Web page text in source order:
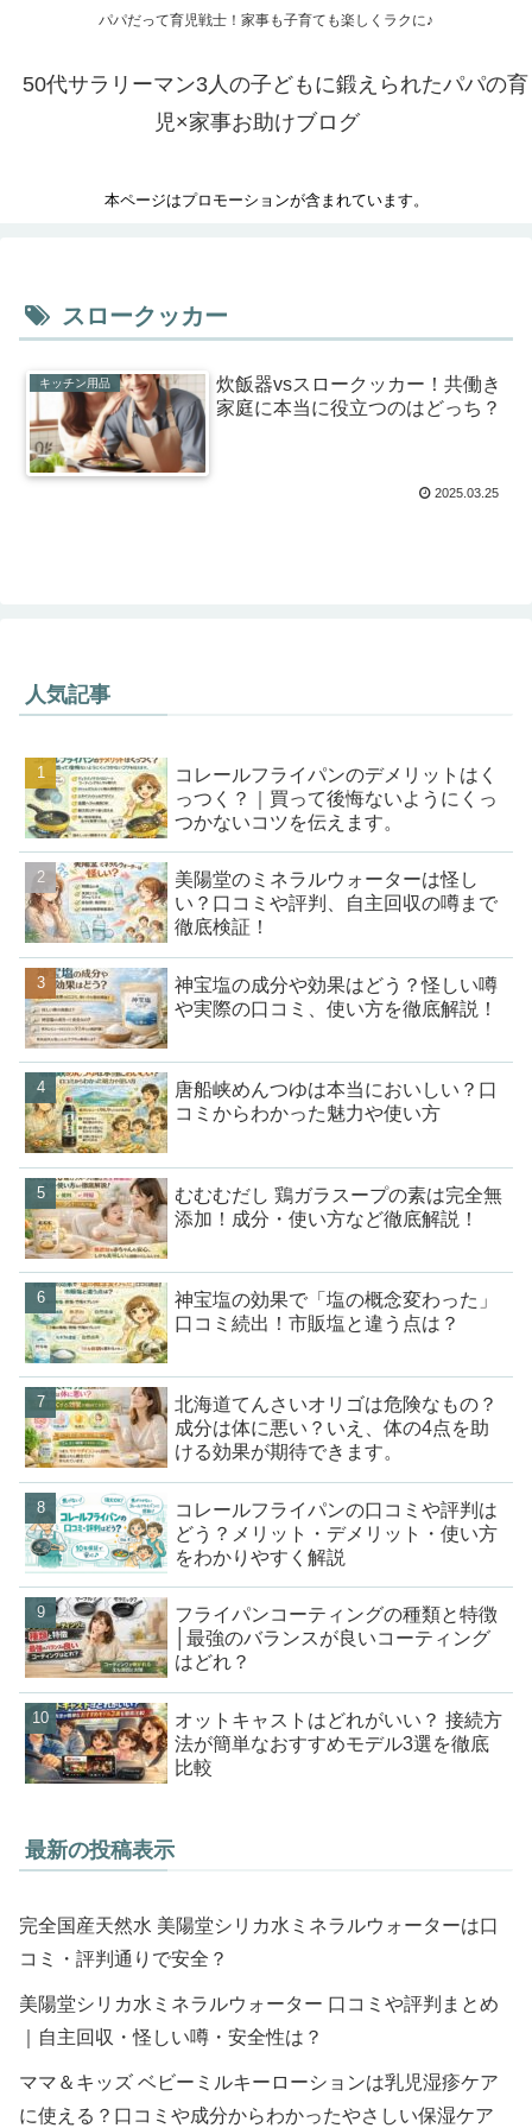
パパだって育児戦士！家事も子育ても楽しくラクに♪
50代サラリーマン3人の子どもに鍛えられたパパの育
児×家事お助けブログ
本ページはプロモーションが含まれています。
スロークッカー
キッチン用品
炊飯器vsスロークッカー！共働き
家庭に本当に役立つのはどっち？
2025.03.25
人気記事
コレールフライパンのデメリットはく
っつく？｜買って後悔ないようにくっ
つかないコツを伝えます。
美陽堂のミネラルウォーターは怪し
い？口コミや評判、自主回収の噂まで
徹底検証！
神宝塩の成分や効果はどう？怪しい噂
や実際の口コミ、使い方を徹底解説！
唐船峡めんつゆは本当においしい？口
コミからわかった魅力や使い方
むむむだし 鶏ガラスープの素は完全無
添加！成分・使い方など徹底解説！
神宝塩の効果で「塩の概念変わった」
口コミ続出！市販塩と違う点は？
北海道てんさいオリゴは危険なもの？
成分は体に悪い？いえ、体の4点を助
ける効果が期待できます。
コレールフライパンの口コミや評判は
どう？メリット・デメリット・使い方
をわかりやすく解説
フライパンコーティングの種類と特徴
│最強のバランスが良いコーティング
はどれ？
オットキャストはどれがいい？ 接続方
法が簡単なおすすめモデル3選を徹底
比較
最新の投稿表示
完全国産天然水 美陽堂シリカ水ミネラルウォーターは口
コミ・評判通りで安全？
美陽堂シリカ水ミネラルウォーター 口コミや評判まとめ
｜自主回収・怪しい噂・安全性は？
ママ＆キッズ ベビーミルキーローションは乳児湿疹ケア
に使える？口コミや成分からわかったやさしい保湿ケア